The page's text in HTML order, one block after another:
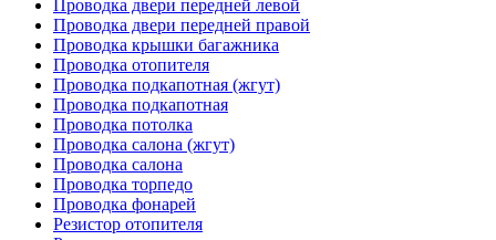
Проводка двери передней левой
Проводка двери передней правой
Проводка крышки багажника
Проводка отопителя
Проводка подкапотная (жгут)
Проводка подкапотная
Проводка потолка
Проводка салона (жгут)
Проводка салона
Проводка торпедо
Проводка фонарей
Резистор отопителя